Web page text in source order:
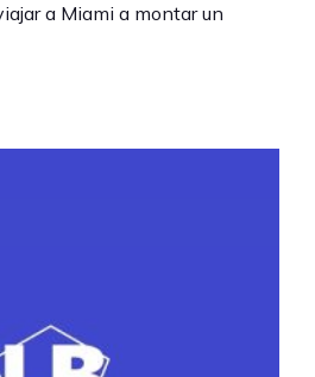
a Miami a montar un